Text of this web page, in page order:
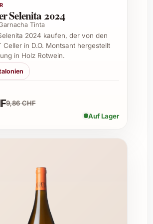
Einsatzmöglichkeiten
vielschichtigen
eignet sich La Conreria
hervorragend zu verschiedenen
Wild oder reifem Käse
Geschenk zu Geburtstagen,
für besondere Festessen
Events
gut geeignet für exklusive
und Catering
Selenita 2024
Tinta
2024 kaufen, der von den
Celler in D.O. Montsant hergestellt
in Holz Rotwein.
9,86 CHF
Auf Lager